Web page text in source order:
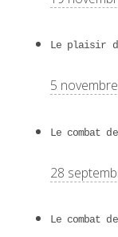
Le plaisir
5
Le combat
28
Le combat